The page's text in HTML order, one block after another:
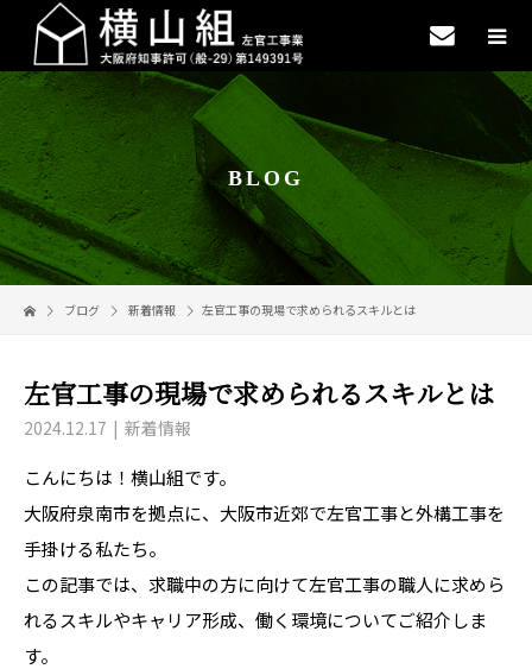
BLOG
ブログ 新着情報 左官工事の現場で求められるスキルとは
左官工事の現場で求められるスキルとは
2024.12.17 新着情報
こんにちは！横山組です。
大阪府泉南市を拠点に、大阪市近郊で左官工事と外構工事を
手掛ける私たち。
この記事では、求職中の方に向けて左官工事の職人に求めら
れるスキルやキャリア形成、働く環境についてご紹介しま
す。